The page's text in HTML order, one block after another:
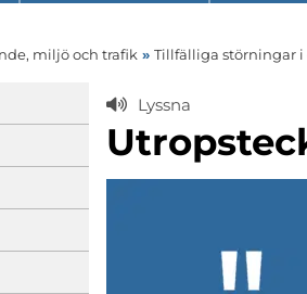
miljö och trafik » Tillfälliga störningar
Lyssna